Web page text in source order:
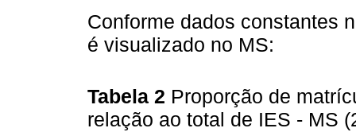
Conforme dados constantes
é visualizado no MS:
Tabela 2 Proporção de
relação ao total de IES - MS